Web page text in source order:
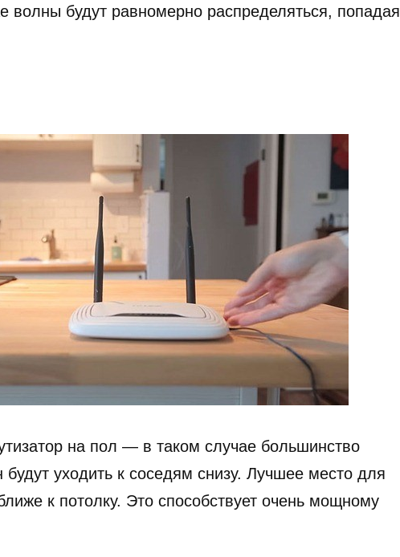
волны будут равномерно распределяться, попадая
на пол — в таком случае большинство
уходить к соседям снизу. Лучшее место для
к потолку. Это способствует очень мощному